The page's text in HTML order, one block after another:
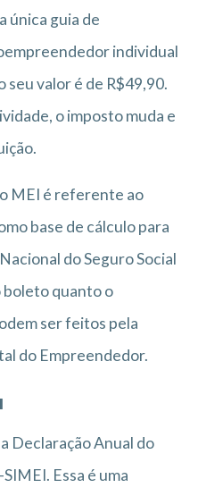
única guia de
individual
seu valor é de R$49,90.
o imposto muda e
MEI é referente ao
base de cálculo para
do Seguro Social
boleto quanto o
ser feitos pela
do Empreendedor.
Declaração Anual do
Essa é uma